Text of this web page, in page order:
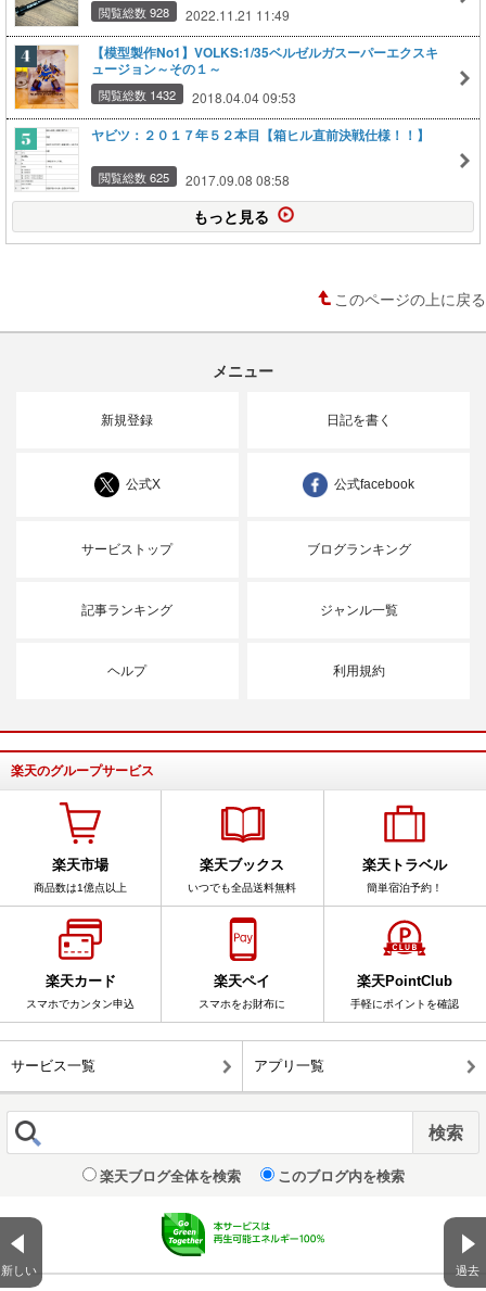
新しい 過去
閲覧総数 928 2022.11.21 11:49
【模型製作No1】VOLKS:1/35ベルゼルガスーパーエクスキ
ュージョン～その１～
閲覧総数 1432 2018.04.04 09:53
ヤビツ：２０１７年５２本目【箱ヒル直前決戦仕様！！】
閲覧総数 625 2017.09.08 08:58
もっと見る
このページの上に戻る
メニュー
新規登録 日記を書く
公式X 公式facebook
サービストップ ブログランキング
記事ランキング ジャンル一覧
ヘルプ 利用規約
楽天のグループサービス
楽天市場
商品数は1億点以上
楽天ブックス
いつでも全品送料無料
楽天トラベル
簡単宿泊予約！
楽天カード
スマホでカンタン申込
楽天ペイ
スマホをお財布に
楽天PointClub
手軽にポイントを確認
サービス一覧 アプリ一覧
楽天ブログ全体を検索 このブログ内を検索